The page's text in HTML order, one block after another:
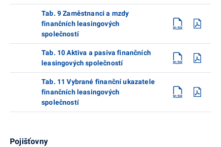
Tab. 9 Zaměstnanci a mzdy
finančních leasingových
společností
Tab. 10 Aktiva a pasiva finančních
leasingových společností
Tab. 11 Vybrané finanční ukazatele
finančních leasingových
společností
Pojišťovny